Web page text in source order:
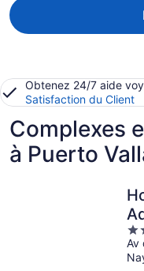
Obtenez 24/7 aide
Satisfaction du Client
Complexes
à Puerto
4.5
of
Av